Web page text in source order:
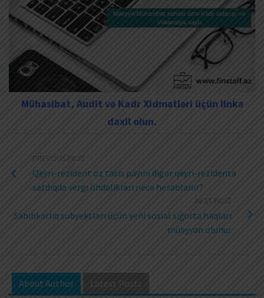
Mühasibat, Audit və Kadr Xidmətləri üçün linkə
daxil olun.
PREVIOUS POST
Qeyri-rezident öz təsis payını digər qeyri-rezidentə
satdıqda vergi öhdəlikləri necə hesablanır?
NEXT POST
Sahibkarlıq subyektləri üçün yeni sosial sığorta haqları
müəyyən olunur
About Author Latest Posts